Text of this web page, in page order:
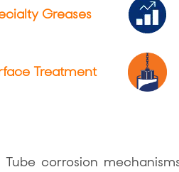
Greases
Treatment
Tube corrosion